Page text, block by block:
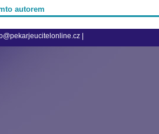
autorem